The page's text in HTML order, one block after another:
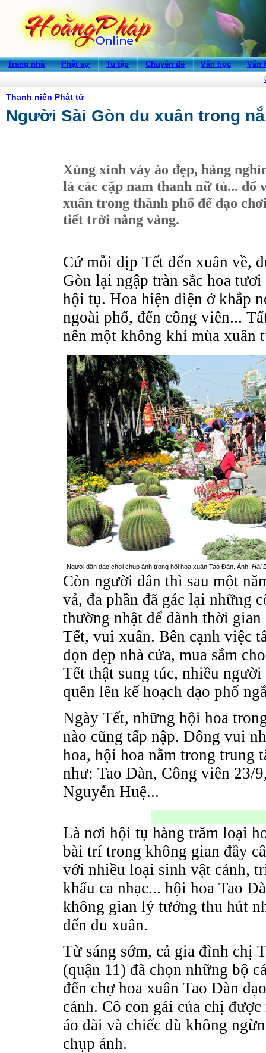
Trang nhà Phật sự Tu tập Chuyên đề Văn học Văn
Thanh niên Phật tử
Người Sài Gòn du xuân trong
Xúng xính váy áo đẹp, hàng
là các cặp nam thanh nữ tú... đổ
xuân trong thành phố để dạo
tiết trời nắng vàng.
Cứ mỗi dịp Tết đến xuân về,
Gòn lại ngập tràn sắc hoa
hội tụ. Hoa hiện diện ở khắp
ngoài phố, đến công viên...
nên một không khí mùa xuân
Người dân dạo chơi chụp ảnh trong hội hoa xuân Tao Đàn. Ảnh:Hải
Còn người dân thì sau một
vả, đa phần đã gác lại những
thường nhật để dành thời gian
Tết, vui xuân. Bên cạnh việc
dọn dẹp nhà cửa, mua sắm
Tết thật sung túc, nhiều
quên lên kế hoạch dạo phố
Ngày Tết, những hội hoa
nào cũng tấp nập. Đông vui
hoa, hội hoa nằm trong trung
như: Tao Đàn, Công viên 23/
Nguyễn Huệ...
Là nơi hội tụ hàng trăm loại
bài trí trong không gian đầy
với nhiều loại sinh vật cảnh,
khấu ca nhạc... hội hoa Tao
không gian lý tưởng thu hút
đến du xuân.
Từ sáng sớm, cả gia đình chị
(quận 11) đã chọn những bộ
đến chợ hoa xuân Tao Đàn
cảnh. Cô con gái của chị
áo dài và chiếc dù không
chụp ảnh.